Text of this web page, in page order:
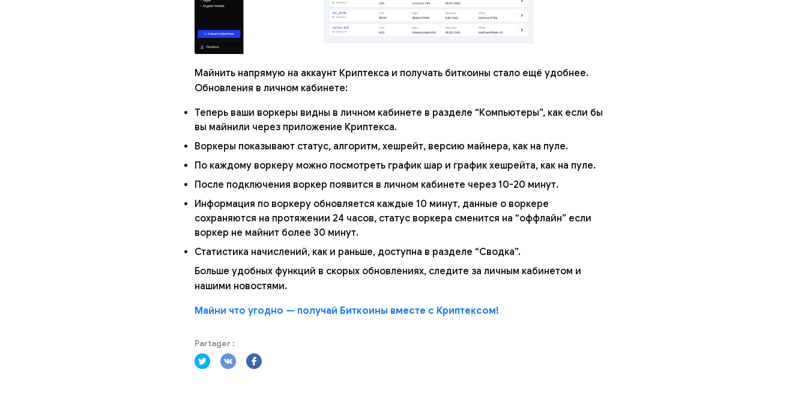
Майнить напрямую на аккаунт Криптекса и получать биткоины стало ещё удобнее.
Обновления в личном кабинете:
Теперь ваши воркеры видны в личном кабинете в разделе “Компьютеры”, как если бы
вы майнили через приложение Криптекса.
Воркеры показывают статус, алгоритм, хешрейт, версию майнера, как на пуле.
По каждому воркеру можно посмотреть график шар и график хешрейта, как на пуле.
После подключения воркер появится в личном кабинете через 10-20 минут.
Информация по воркеру обновляется каждые 10 минут, данные о воркере
сохраняются на протяжении 24 часов, статус воркера сменится на “оффлайн” если
воркер не майнит более 30 минут.
Статистика начислений, как и раньше, доступна в разделе “Сводка”.
Больше удобных функций в скорых обновлениях, следите за личным кабинетом и
нашими новостями.
Майни что угодно — получай Биткоины вместе с Криптексом!
Partager :